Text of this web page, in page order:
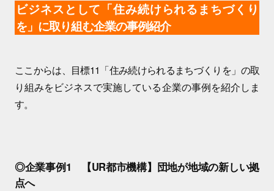
ビジネスとして「住み続けられるまちづくり
を」に取り組む企業の事例紹介
ここからは、目標11「住み続けられるまちづくりを」の取
り組みをビジネスで実施している企業の事例を紹介しま
す。
◎企業事例1 【UR都市機構】団地が地域の新しい拠
点へ